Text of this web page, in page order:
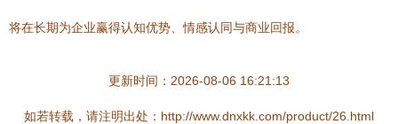
将在长期为企业赢得认知优势、情感认同与商业回报。
更新时间：2026-08-06 16:21:13
如若转载，请注明出处：http://www.dnxkk.com/product/26.html